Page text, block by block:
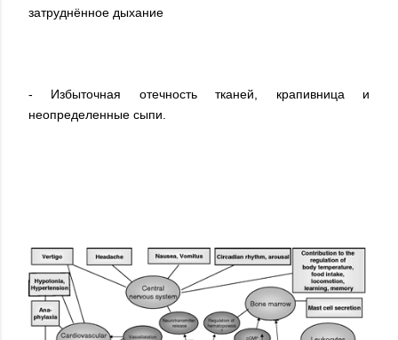
затруднённое дыхание
- Избыточная отечность тканей, крапивница и
неопределенные сыпи.